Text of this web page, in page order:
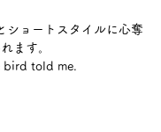
ショートスタイルに心奪
ます。
told me.